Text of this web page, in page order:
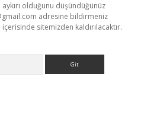
olduğunu düşündüğünüz
adresine bildirmeniz
sitemizden kaldırılacaktır.